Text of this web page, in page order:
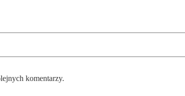
komentarzy.